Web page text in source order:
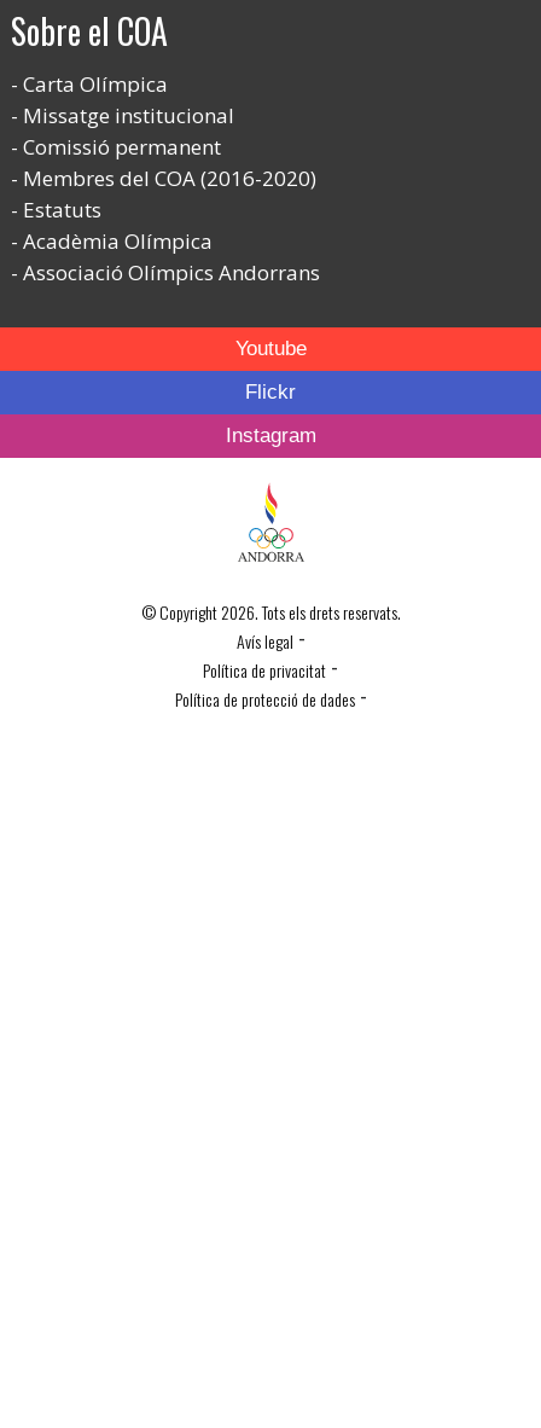
Sobre el COA
Carta Olímpica
Missatge institucional
Comissió permanent
Membres del COA (2016-2020)
Estatuts
Acadèmia Olímpica
Associació Olímpics Andorrans
Youtube
Flickr
Instagram
© Copyright 2026. Tots els drets reservats.
Avís legal -
Política de privacitat -
Política de protecció de dades-